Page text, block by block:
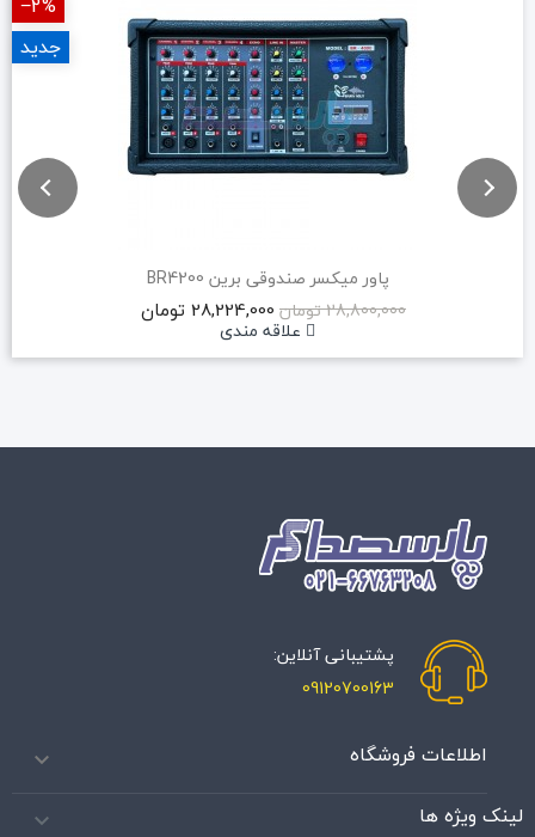
پاور میکسر صندوقی برین BR4200
28,800,000 تومان
28,224,000 تومان
علاقه مندی
جدید
پشتیبانی آنلاین:
09120700163
اطلاعات فروشگاه 
لینک ویژه ها 